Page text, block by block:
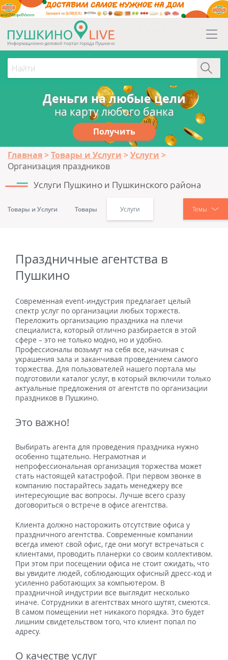
erid:2Vtzqw6Vsmm
Деньги на любые цели
на карту любого банка
Получить
Главная Товары и Услуги
Услуги
Организация праздников
Услуги Пушкино и Пушкинского района
Товары и Услуги Товары Услуги Темы
Праздничные агентства в
Пушкино
Современная event-индустрия предлагает целый
спектр услуг по организации любых торжеств.
Переложить организацию праздника на плечи
специалиста, который отлично разбирается в этой
сфере – это не только модно, но и удобно.
Профессионалы возьмут на себя все, начиная с
украшения зала и заканчивая проведением самого
торжества. Для пользователей нашего портала мы
подготовили каталог услуг, в который включили только
актуальные предложения от агентств по организации
праздников в Пушкино.
Это важно!
Выбирать агента для проведения праздника нужно
особенно тщательно. Неграмотная и
непрофессиональная организация торжества может
стать настоящей катастрофой. При первом звонке в
компанию постарайтесь задать менеджеру все
интересующие вас вопросы. Лучше всего сразу
договориться о встрече в офисе агентства.
Клиента должно насторожить отсутствие офиса у
праздничного агентства. Современные компании
всегда имеют свой офис, где они могут встречаться с
клиентами, проводить планерки со своим коллективом.
При этом при посещении офиса не стоит ожидать, что
вы увидите людей, соблюдающих офисный дресс-код и
усиленно работающих за компьютером. В
праздничной индустрии все выглядит несколько
иначе. Сотрудники в агентствах много шутят, смеются.
В самом помещении нет никакого порядка. Это будет
лишним свидетельством того, что клиент попал по
адресу.
О качестве услуг